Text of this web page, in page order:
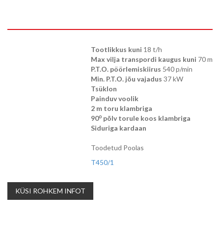
Tootlikkus kuni 18 t/h
Max vilja transpordi kaugus kuni 70 m
P.T.O. pöörlemiskiirus 540 p/min
Min. P.T.O. jõu vajadus 37 kW
Tsüklon
Painduv voolik
2 m toru klambriga
90o põlv torule koos klambriga
Siduriga kardaan
Toodetud Poolas
T450/1
KÜSI ROHKEM INFOT